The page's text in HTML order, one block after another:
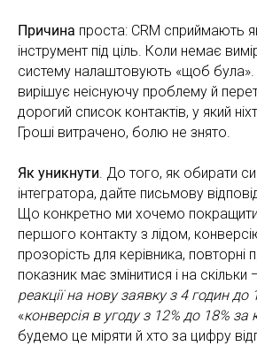
Причина проста: CRM сприймають
інструмент під ціль. Коли немає
систему налаштовують «щоб була».
вирішує неіснуючу проблему й
дорогий список контактів, у який
Гроші витрачено, болю не знято.
Як уникнути. До того, як обирати
інтегратора, дайте письмову
Що конкретно ми хочемо
першого контакту з лідом,
прозорість для керівника, повторні
показник має змінитися і на скільки
реакції на нову заявку з 4 годин до
«конверсія в угоду з 12% до 18% за
будемо це міряти й хто за цифру